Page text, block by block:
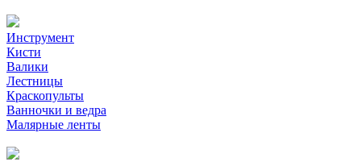
Инструмент
Кисти
Валики
Лестницы
Краскопульты
Ванночки и ведра
Малярные ленты